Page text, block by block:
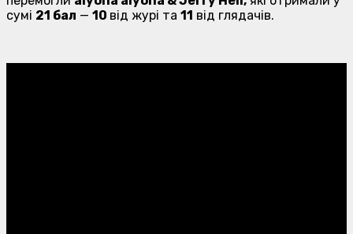
сумі 21 бал — 10 від журі та 11 від глядачів.